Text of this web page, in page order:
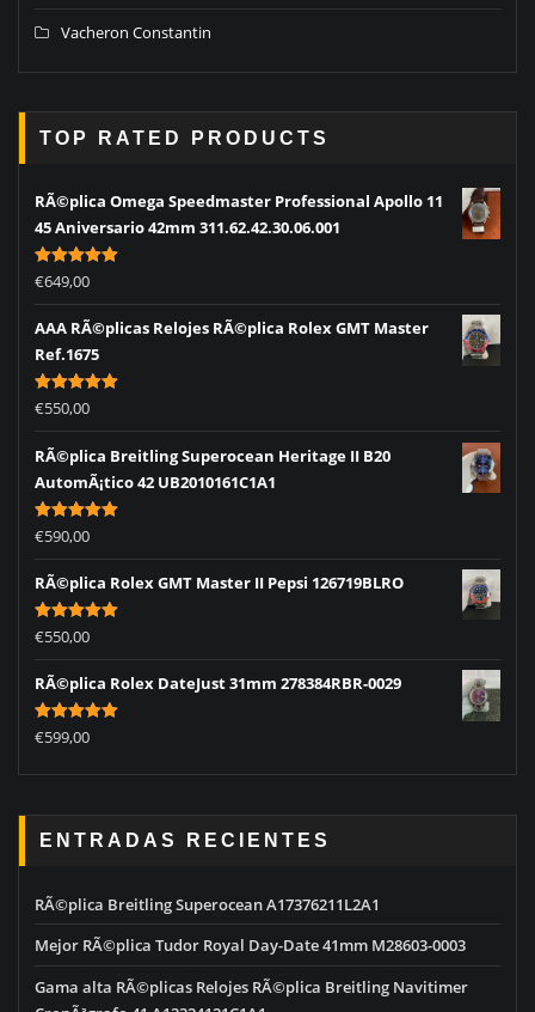
Vacheron Constantin
TOP RATED PRODUCTS
RÃ©plica Omega Speedmaster Professional Apollo 11
45 Aniversario 42mm 311.62.42.30.06.001
Rated5.00
out of 5
€649,00
AAA RÃ©plicas Relojes RÃ©plica Rolex GMT Master
Ref.1675
Rated5.00
out of 5
€550,00
RÃ©plica Breitling Superocean Heritage II B20
AutomÃ¡tico 42 UB2010161C1A1
Rated5.00
out of 5
€590,00
RÃ©plica Rolex GMT Master II Pepsi 126719BLRO
Rated5.00
out of 5
€550,00
RÃ©plica Rolex DateJust 31mm 278384RBR-0029
Rated5.00
out of 5
€599,00
ENTRADAS RECIENTES
RÃ©plica Breitling Superocean A17376211L2A1
Mejor RÃ©plica Tudor Royal Day-Date 41mm M28603-0003
Gama alta RÃ©plicas Relojes RÃ©plica Breitling Navitimer